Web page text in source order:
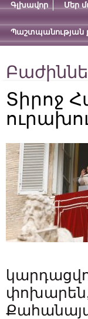
Գլխավոր Մեր
Պաշտպանության
Տիրոջ